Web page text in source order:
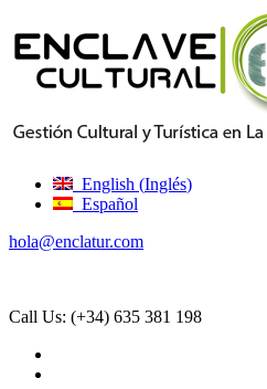
English (Inglés)
Español
hola@enclatur.com
Call Us: (+34) 635 381 198